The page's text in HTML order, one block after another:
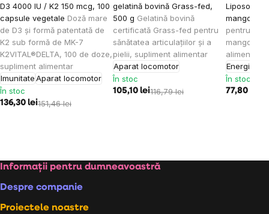
D3 4000 IU / K2 150 mcg, 100
capsule vegetale Doză mare
de D3 și formă patentată de
K2 sub formă de MK-7
K2VITAL®DELTA, 100 de doze,
supliment alimentar
ImunitateAparat locomotor
În stoc
136,30 lei151,46 lei
gelatină bovină Grass-fed,
500 g Gelatină bovină
certificată Grass-fed pentru
sănătatea articulațiilor și a
pielii, supliment alimentar
Aparat locomotor
În stoc
105,10 lei116,79 lei
Liposomal
mango,
pentru
mango, 30
alimentar
Energie
În stoc
77,80 lei
Subsol
Informații pentru dumneavoastră
Despre companie
Proiectele noastre